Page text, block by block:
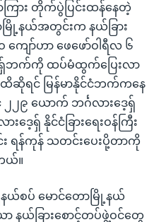
ြား တိုက်ပွဲပြင်းထန်နေတဲ့
မြို့နယ်အတွင်းက နယ်ခြား
ကျော်ဟာ ဖေဖော်ဝါရီလ ၆
ရ်ှဘက်ကို ထပ်မံထွက်ပြေးလာ
ရင် မြန်မာနိုင်ငံဘက်ကနေ
၂၂၉ ယောက် ဘင်္ဂလားဒေ့ရှ်
ရှ် နိုင်ငံခြားရေးဝန်ကြီး
း ရန်ကုန် သတင်းပေးပို့တာကို
ယ်။
ယ်စပ် မောင်တောမြို့နယ်
ယ်ခြားစောင့်တပ်ဖွဲ့ဝင်တွေ